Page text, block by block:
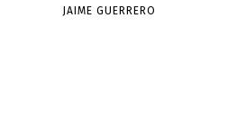
JAIME GUERRERO